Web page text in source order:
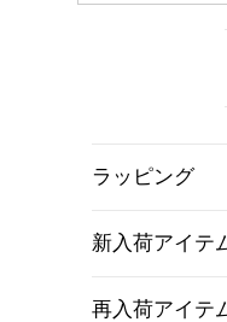
ラッピング
新入荷アイテ
再入荷アイテ